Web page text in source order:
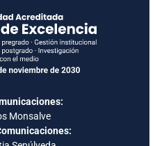
Monsalve